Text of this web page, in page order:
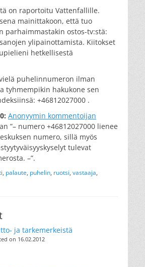
on raportoitu Vattenfallille.
mainittakoon, että tuo
parhaimmastakin ostos-tv:stä:
ylipainottamista. Kiitokset
hetkellisestä
puhelinnumeron ilman
tyhmempikin hakukone sen
+46812027000 .
Anonyymin kommentoijan
”– numero +46812027000 lienee
numero, sillä myös
tulevat
–”.
, palaute, puhelin, ruotsi, vastaaja,
ja tarkemerkeistä
on 16.02.2012